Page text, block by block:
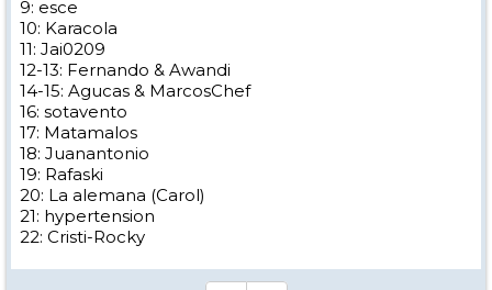
9: esce
10: Karacola
11: Jai0209
12-13: Fernando & Awandi
14-15: Agucas & MarcosChef
16: sotavento
17: Matamalos
18: Juanantonio
19: Rafaski
20: La alemana (Carol)
21: hypertension
22: Cristi-Rocky